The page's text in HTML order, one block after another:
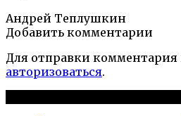
Андрей Теплушкин
Добавить комментарии
Для отправки
авторизоваться.